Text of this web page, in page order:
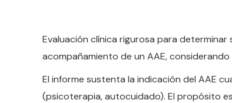
Evaluación clínica rigurosa para
acompañamiento de un AAE,
El informe sustenta la indicación del AAE
(psicoterapia, autocuidado). El propósito